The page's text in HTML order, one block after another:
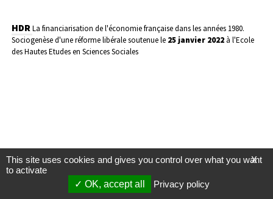
HDRLa financiarisation de l'économie française dans les années 1980.
Sociogenèse d'une réforme libéralesoutenue le 25 janvier 2022 à l'Ecole
des Hautes Etudes en Sciences Sociales
X
This site uses cookies and gives you control over what you want
to activate
OK, accept all
Privacy policy